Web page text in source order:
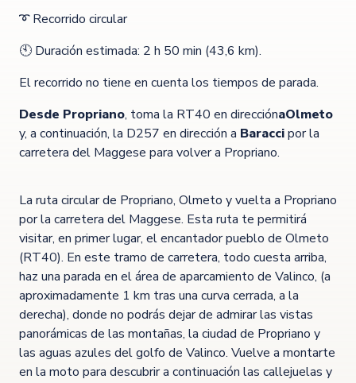
➰ Recorrido circular
🕙 Duración estimada: 2 h 50 min (43,6 km).
El recorrido no tiene en cuenta los tiempos de parada.
Desde Propriano, toma la RT40 en direcciónaOlmeto
y, a continuación, la D257 en dirección a Baraccipor la
carretera del Maggese para volver a Propriano.
La ruta circular de Propriano, Olmeto y vuelta a Propriano
por la carretera del Maggese. Esta ruta te permitirá
visitar, en primer lugar, el encantador pueblo de Olmeto
(RT40). En este tramo de carretera, todo cuesta arriba,
haz una parada en el área de aparcamiento de Valinco, (a
aproximadamente 1 km tras una curva cerrada, a la
derecha), donde no podrás dejar de admirar las vistas
panorámicas de las montañas, la ciudad de Propriano y
las aguas azules del golfo de Valinco. Vuelve a montarte
en la moto para descubrir a continuación las callejuelas y